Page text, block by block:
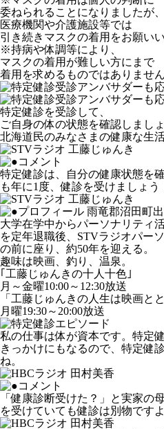
委ねられることになりましたが、
医療機関や介護施設等では
引き続きマスクの着用をお願い
※持病や体調等により、
マスクの着用が難しい方にまで
着用を求めるものではありません
特定健診を受診して、
ご自身の体の状態を確認しましょ
北海道民のみなさまの健康な生
特定健診は、自分の健康状態を
も年に1度、健診を受けましょう
雨竜郡沼田町
大学在学中からパーソナリティ
を定年退職後、STVラジオパー
の前に座り、約50年を迎える。
趣味は映画、釣り、温泉。
｢工藤じゅんきの十人十色｣
月～金曜10:00～12:30放送
「工藤じゅんきの人生は映画とと
月曜19:30～20:00放送
私の仕事は体が資本です。特定
きっかけにもなるので、特定健
ね。
「健康診断受けた？」と実家の
を受けていても健診は別物ですよ